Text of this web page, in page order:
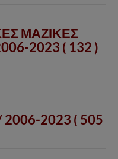
ΜΑΖΙΚΕΣ
2023 ( 132 )
2023 ( 505